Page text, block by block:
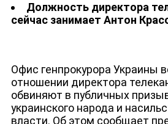
Должность директора
сейчас занимает Антон
Офис генпрокурора Украины
отношении директора
обвиняют в публичных
украинского народа и
власти. Об этом сообщает